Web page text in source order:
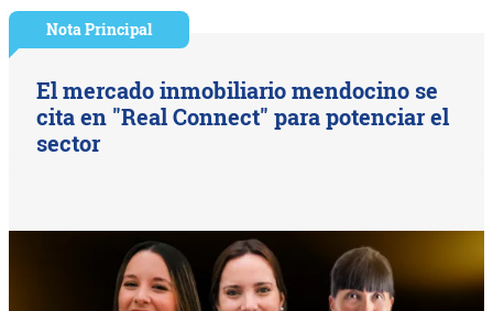
Nota Principal
El mercado inmobiliario mendocino se
cita en "Real Connect" para potenciar el
sector